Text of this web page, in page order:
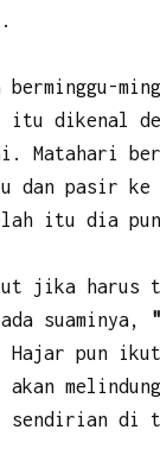
dikenal
Matahari
dan pasir ke
itu dia
jika
suaminya,
Hajar pun
akan
di